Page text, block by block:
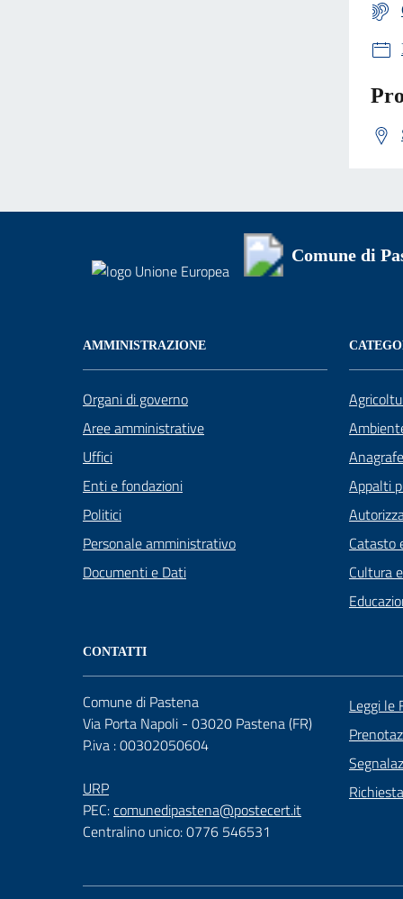
Comune di
AMMINISTRAZIONE
Organi di governo
Aree amministrative
Uffici
Enti e fondazioni
Politici
Personale amministrativo
Documenti e Dati
Appalti
Catasto
Cultura
CONTATTI
Comune di Pastena
Via Porta Napoli - 03020 Pastena (FR)
P.iva : 00302050604
URP
PEC:comunedipastena@postecert.it
Centralino unico: 0776 546531
Leggi le